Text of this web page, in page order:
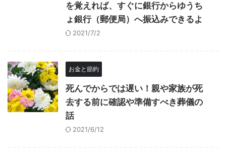
を覚えれば、すぐに銀行からゆうち
ょ銀行（郵便局）へ振込みできるよ
2021/7/2
お金と節約
死んでからでは遅い！親や家族が死
去する前に確認や準備すべき葬儀の
話
2021/6/12